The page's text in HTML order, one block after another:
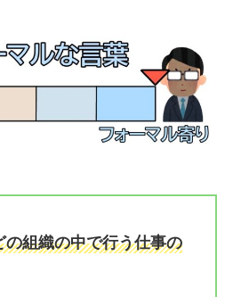
の組織の中で行う仕事の